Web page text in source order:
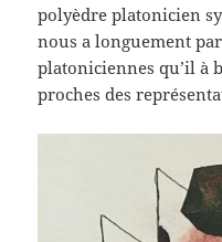
polyèdre platonicien
nous a longuement
platoniciennes qu’il à
proches des